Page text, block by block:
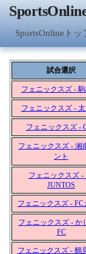
SportsOnlineトッ
試合選択
フェニックスズ -
フェニックスズ -
フェニックスズ -
フェニックスズ - 湘
ント
フェニックスズ -
JUNTOS
フェニックスズ - FC
フェニックスズ - か
FC
フェニックスズ - 鶴